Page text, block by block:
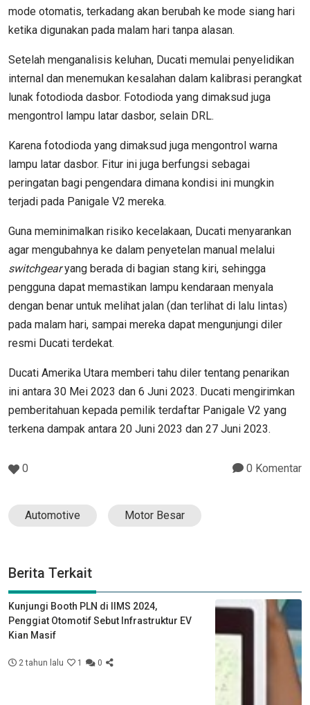
mode otomatis, terkadang akan berubah ke mode siang hari
ketika digunakan pada malam hari tanpa alasan.
Setelah menganalisis keluhan, Ducati memulai penyelidikan
internal dan menemukan kesalahan dalam kalibrasi perangkat
lunak fotodioda dasbor. Fotodioda yang dimaksud juga
mengontrol lampu latar dasbor, selain DRL.
Karena fotodioda yang dimaksud juga mengontrol warna
lampu latar dasbor. Fitur ini juga berfungsi sebagai
peringatan bagi pengendara dimana kondisi ini mungkin
terjadi pada Panigale V2 mereka.
Guna meminimalkan risiko kecelakaan, Ducati menyarankan
agar mengubahnya ke dalam penyetelan manual melalui
switchgearyang berada di bagian stang kiri, sehingga
pengguna dapat memastikan lampu kendaraan menyala
dengan benar untuk melihat jalan (dan terlihat di lalu lintas)
pada malam hari, sampai mereka dapat mengunjungi diler
resmi Ducati terdekat.
Ducati Amerika Utara memberi tahu diler tentang penarikan
ini antara 30 Mei 2023 dan 6 Juni 2023. Ducati mengirimkan
pemberitahuan kepada pemilik terdaftar Panigale V2 yang
terkena dampak antara 20 Juni 2023 dan 27 Juni 2023.
0 0 Komentar
Automotive Motor Besar
Berita Terkait
Kunjungi Booth PLN di IIMS 2024,
Penggiat Otomotif Sebut Infrastruktur EV
Kian Masif
2 tahun lalu 1 0